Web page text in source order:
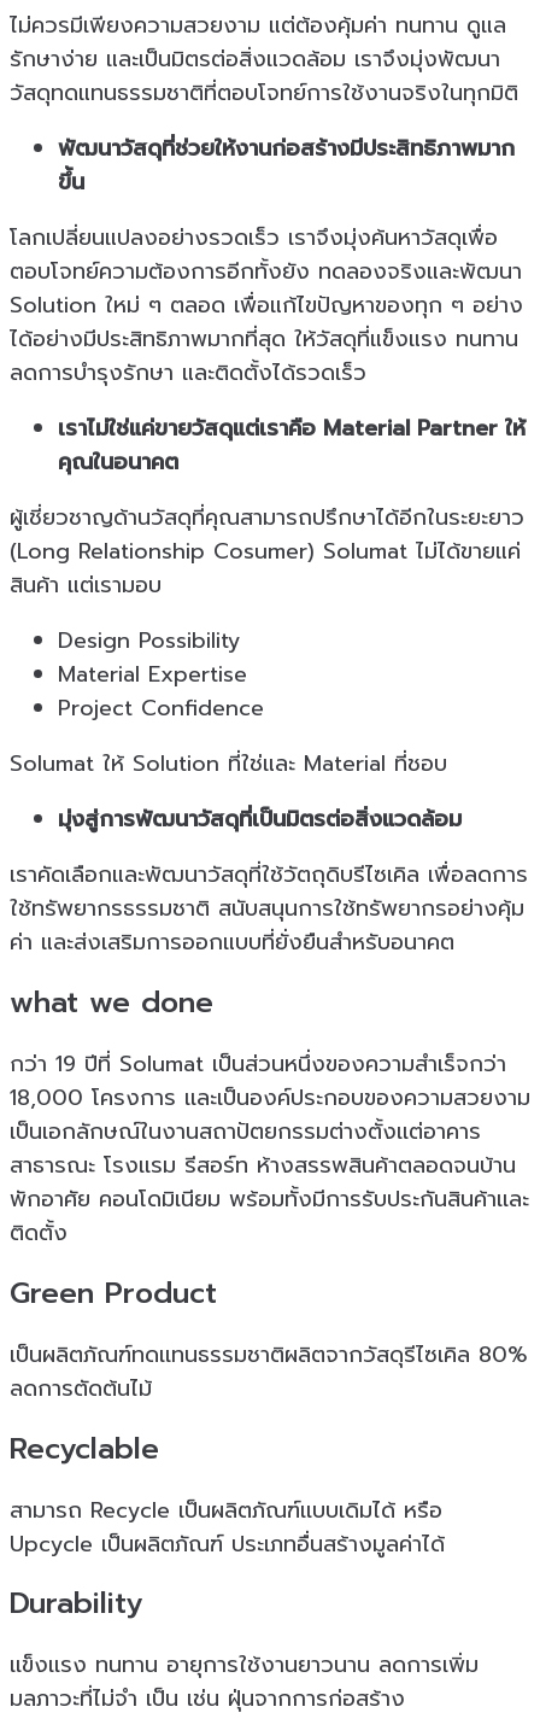
ไม่ควรมีเพียงความสวยงาม แต่ต้องคุ้มค่า ทนทาน ดูแล
รักษาง่าย และเป็นมิตรต่อสิ่งแวดล้อม เราจึงมุ่งพัฒนา
วัสดุทดแทนธรรมชาติที่ตอบโจทย์การใช้งานจริงในทุกมิติ
พัฒนาวัสดุที่ช่วยให้งานก่อสร้างมีประสิทธิภาพมาก
ขึ้น
โลกเปลี่ยนแปลงอย่างรวดเร็ว เราจึงมุ่งค้นหาวัสดุเพื่อ
ตอบโจทย์ความต้องการอีกทั้งยัง ทดลองจริงและพัฒนา
Solution ใหม่ ๆ ตลอด เพื่อแก้ไขปัญหาของทุก ๆ อย่าง
ได้อย่างมีประสิทธิภาพมากที่สุด ให้วัสดุที่แข็งแรง ทนทาน
ลดการบำรุงรักษา และติดตั้งได้รวดเร็ว
เราไม่ใช่แค่ขายวัสดุแต่เราคือ Material Partner ให้
คุณในอนาคต
ผู้เชี่ยวชาญด้านวัสดุที่คุณสามารถปรึกษาได้อีกในระยะยาว
(Long Relationship Cosumer) Solumat ไม่ได้ขายแค่
สินค้า แต่เรามอบ
Design Possibility
Material Expertise
Project Confidence
Solumat ให้ Solution ที่ใช่และ Material ที่ชอบ
มุ่งสู่การพัฒนาวัสดุที่เป็นมิตรต่อสิ่งแวดล้อม
เราคัดเลือกและพัฒนาวัสดุที่ใช้วัตถุดิบรีไซเคิล เพื่อลดการ
ใช้ทรัพยากรธรรมชาติ สนับสนุนการใช้ทรัพยากรอย่างคุ้ม
ค่า และส่งเสริมการออกแบบที่ยั่งยืนสำหรับอนาคต
what we done
กว่า 19 ปีที่ Solumat เป็นส่วนหนึ่งของความสำเร็จกว่า
18,000 โครงการ เเละเป็นองค์ประกอบของความสวยงาม
เป็นเอกลักษณ์ในงานสถาปัตยกรรมต่างตั้งเเต่อาคาร
สาธารณะ โรงเเรม รีสอร์ท ห้างสรรพสินค้าตลอดจนบ้าน
พักอาศัย คอนโดมิเนียม พร้อมทั้งมีการรับประกันสินค้าเเละ
ติดตั้ง
Green Product
เป็นผลิตภัณฑ์ทดเเทนธรรมชาติผลิตจากวัสดุรีไซเคิล 80%
ลดการตัดต้นไม้
Recyclable
สามารถ Recycle เป็นผลิตภัณฑ์เเบบเดิมได้ หรือ
Upcycle เป็นผลิตภัณฑ์ ประเภทอื่นสร้างมูลค่าได้
Durability
เเข็งเเรง ทนทาน อายุการใช้งานยาวนาน ลดการเพิ่ม
มลภาวะที่ไม่จำ เป็น เช่น ฝุ่นจากการก่อสร้าง